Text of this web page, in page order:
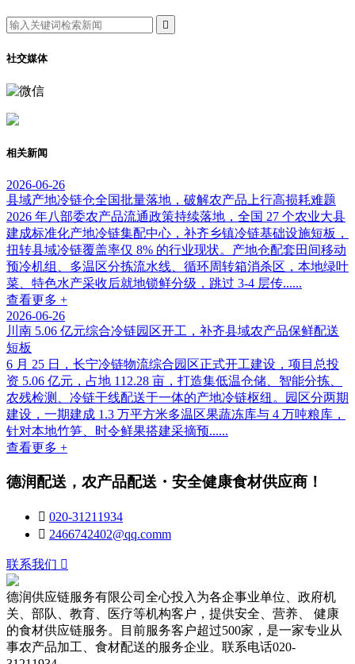

社交媒体
相关新闻
2026-06-26
县域产地冷链仓全国批量落地，破解农产品上行高损耗难题
2026 年八部委农产品流通政策持续落地，全国 27 个农业大县
建成标准化产地冷链集配中心，补齐乡镇冷链基础设施短板，
扭转县域冷链覆盖率仅 8% 的行业现状。产地仓配套田间移动
预冷机组、多温区分拣流水线、循环周转箱消杀区，本地绿叶
菜、特色水产采收后就地锁鲜分级，跳过 3-4 层传......
查看更多 +
2026-06-26
川南 5.06 亿元综合冷链园区开工，补齐县域农产品保鲜配送
短板
6 月 25 日，长宁冷链物流综合园区正式开工建设，项目总投
资 5.06 亿元，占地 112.28 亩，打造集低温仓储、智能分拣、
农残检测、冷链干线配送于一体的产地冷链枢纽。园区分两期
建设，一期建成 1.3 万平方米多温区果蔬冻库与 4 万吨粮库，
针对本地竹笋、时令鲜果搭建采摘预......
查看更多 +
德润配送，农产品配送・安全健康食材供应商！
 020-31211934
 2466742402@qq.comm
联系我们 
德润供应链服务有限公司全心投入为各企事业单位、政府机
关、部队、教育、医疗等机构客户，提供安全、营养、 健康
的食材供应链服务。目前服务客户超过500家，是一家专业从
事农产品加工、食材配送的服务企业。联系电话020-